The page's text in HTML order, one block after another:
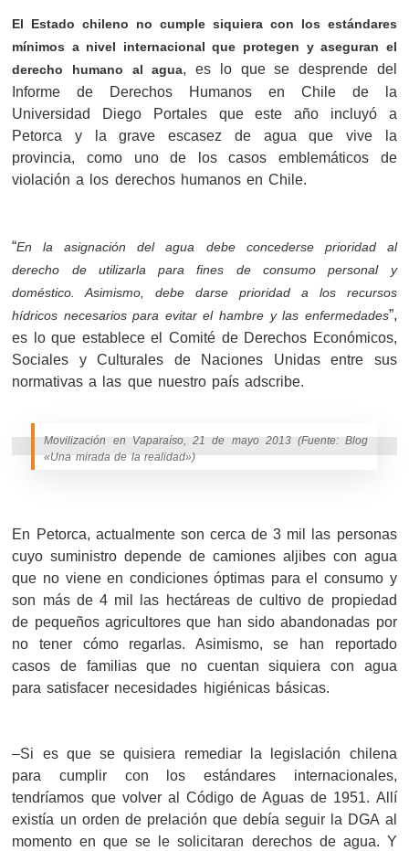
El Estado chileno no cumple siquiera con los estándares
mínimos a nivel internacional que protegen y aseguran el
derecho humano al agua, es lo que se desprende del
Informe de Derechos Humanos en Chile de la
Universidad Diego Portales que este año incluyó a
Petorca y la grave escasez de agua que vive la
provincia, como uno de los casos emblemáticos de
violación a los derechos humanos en Chile.
“En la asignación del agua debe concederse prioridad al
derecho de utilizarla para fines de consumo personal y
doméstico. Asimismo, debe darse prioridad a los recursos
hídricos necesarios para evitar el hambre y las enfermedades”,
es lo que establece el Comité de Derechos Económicos,
Sociales y Culturales de Naciones Unidas entre sus
normativas a las que nuestro país adscribe.
Movilización en Vaparaíso, 21 de mayo 2013 (Fuente: Blog
«Una mirada de la realidad»)
En Petorca, actualmente son cerca de 3 mil las personas
cuyo suministro depende de camiones aljibes con agua
que no viene en condiciones óptimas para el consumo y
son más de 4 mil las hectáreas de cultivo de propiedad
de pequeños agricultores que han sido abandonadas por
no tener cómo regarlas. Asimismo, se han reportado
casos de familias que no cuentan siquiera con agua
para satisfacer necesidades higiénicas básicas.
–Si es que se quisiera remediar la legislación chilena
para cumplir con los estándares internacionales,
tendríamos que volver al Código de Aguas de 1951. Allí
existía un orden de prelación que debía seguir la DGA al
momento en que se le solicitaran derechos de agua. Y